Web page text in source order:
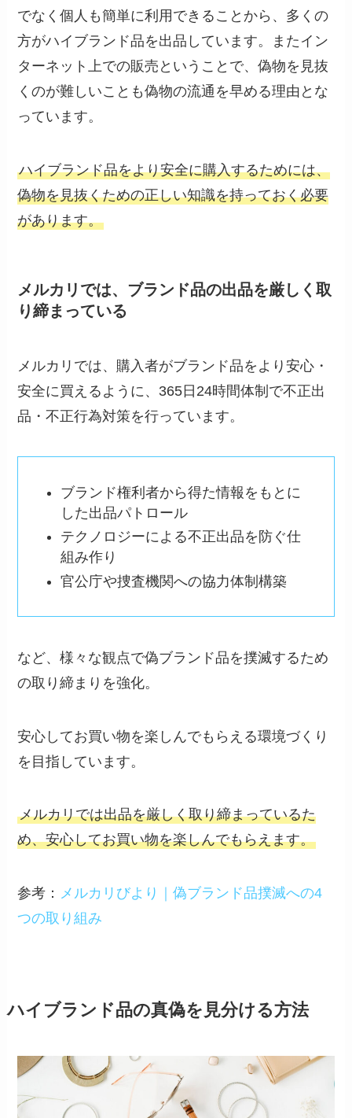
でなく個人も簡単に利用できることから、多くの
方がハイブランド品を出品しています。またイン
ターネット上での販売ということで、偽物を見抜
くのが難しいことも偽物の流通を早める理由とな
っています。
ハイブランド品をより安全に購入するためには、
偽物を見抜くための正しい知識を持っておく必要
があります。
メルカリでは、ブランド品の出品を厳しく取
り締まっている
メルカリでは、購入者がブランド品をより安心・
安全に買えるように、365日24時間体制で不正出
品・不正行為対策を行っています。
ブランド権利者から得た情報をもとに
した出品パトロール
テクノロジーによる不正出品を防ぐ仕
組み作り
官公庁や捜査機関への協力体制構築
など、様々な観点で偽ブランド品を撲滅するため
の取り締まりを強化。
安心してお買い物を楽しんでもらえる環境づくり
を目指しています。
メルカリでは出品を厳しく取り締まっているた
め、安心してお買い物を楽しんでもらえます。
参考： メルカリびより｜偽ブランド品撲滅への4
つの取り組み
ハイブランド品の真偽を見分ける方法